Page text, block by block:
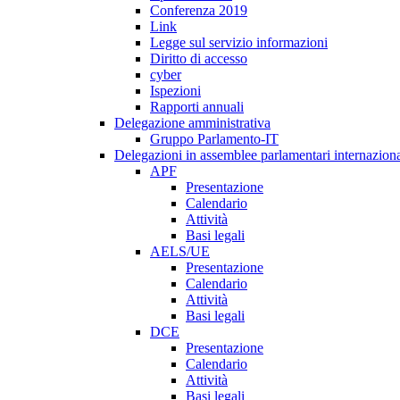
Conferenza 2019
Link
Legge sul servizio informazioni
Diritto di accesso
cyber
Ispezioni
Rapporti annuali
Delegazione amministrativa
Gruppo Parlamento-IT
Delegazioni in assemblee parlamentari
APF
Presentazione
Calendario
Attività
Basi legali
AELS/UE
Presentazione
Calendario
Attività
Basi legali
DCE
Presentazione
Calendario
Attività
Basi legali